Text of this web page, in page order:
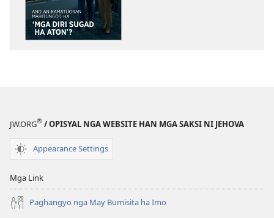
an
‘mga
JW.ORG® / OPISYAL NGA WEBSITE HAN MGA SAKSI NI JEHOVA
Appearance Settings
Mga Link
Paghangyo nga May Bumisita ha Imo